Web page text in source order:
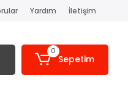
Yardım İletişim
0
Sepetim